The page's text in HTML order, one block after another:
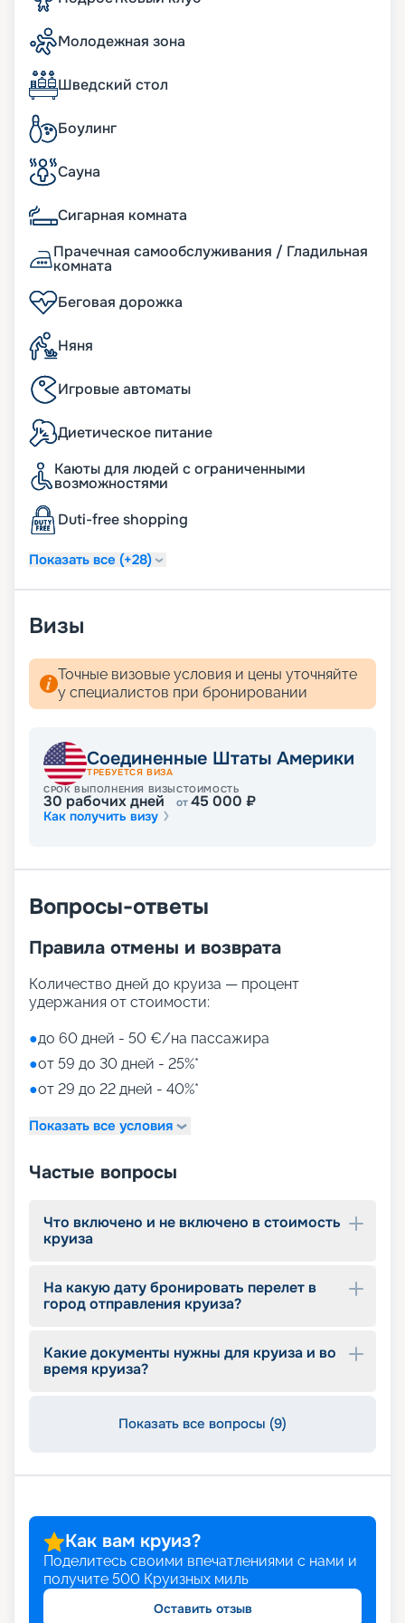
и покупайте ее на навигацию 2026 - 2027. Не
пропустите возможность ощутить настоящее
удовольствие от путешествия. Сделайте ваш
Молодежная зона
Шведский стол
Боулинг
Сауна
Сигарная комната
Прачечная самообслуживания / Гладильная
комната
Беговая дорожка
Няня
Игровые автоматы
Диетическое питание
Каюты для людей с ограниченными
возможностями
Duti-free shopping
Показать все (+28)
Визы
Точные визовые условия и цены уточняйте
у специалистов при бронировании
Соединенные Штаты Америки
ТРЕБУЕТСЯ ВИЗА
СРОК ВЫПОЛНЕНИЯ ВИЗЫ
30 рабочих дней
СТОИМОСТЬ
от45 000 ₽
Как получить визу
Вопросы-ответы
Правила отмены и возврата
Количество дней до круиза — процент
удержания от стоимости:
●до 60 дней - 50 €/на пассажира
●от 59 до 30 дней - 25%*
●от 29 до 22 дней - 40%*
Показать все условия
Частые вопросы
Что включено и не включено в стоимость
круиза
На какую дату бронировать перелет в
город отправления круиза?
Какие документы нужны для круиза и во
время круиза?
Показать все вопросы (9)
Как вам круиз?
Поделитесь своими впечатлениями с нами и
получите 500 Круизных миль
Оставить отзыв